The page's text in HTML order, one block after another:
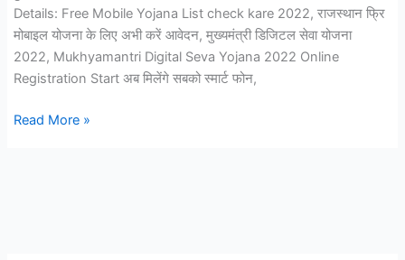
2023
मे
अपना
नाम
से
Details: Free Mobile Yojana List check kare 2022, राजस्थान फ्रि
मोबाइल योजना के लिए अभी करें आवेदन, मुख्यमंत्री डिजिटल सेवा योजना
2022, Mukhyamantri Digital Seva Yojana 2022 Online
Registration Start अब मिलेंगे सबको स्मार्ट फोन,
Rajasthan
Read More »